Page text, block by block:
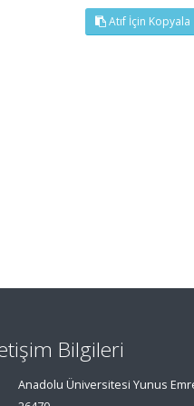
Atıf İçin Kopyala
Bilgileri
Anadolu Üniversitesi Yunus